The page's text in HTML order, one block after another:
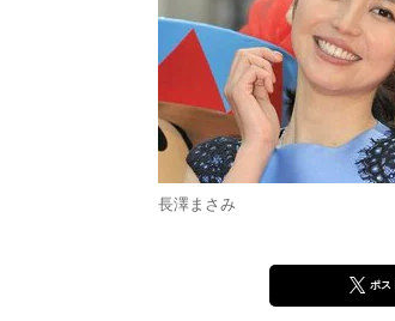
長澤まさみ
ポス